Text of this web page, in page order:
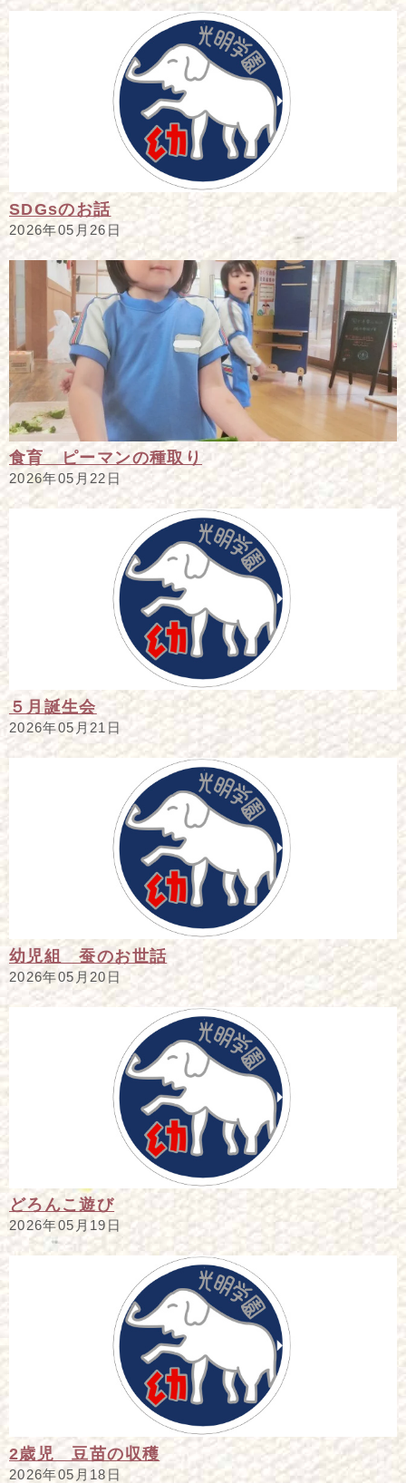
SDGsのお話
2026年05月26日
食育 ピーマンの種取り
2026年05月22日
５月誕生会
2026年05月21日
幼児組 蚕のお世話
2026年05月20日
どろんこ遊び
2026年05月19日
2歳児 豆苗の収穫
2026年05月18日